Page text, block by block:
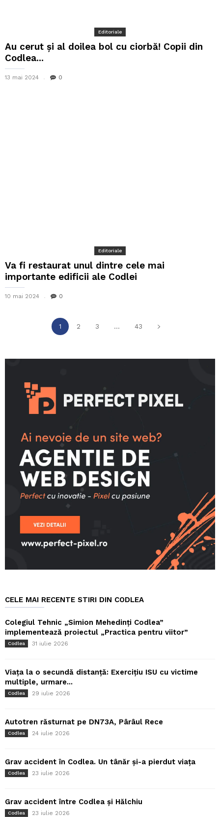
Editoriale
Au cerut și al doilea bol cu ciorbă! Copii din
Codlea...
13 mai 2024 0
Editoriale
Va fi restaurat unul dintre cele mai
importante edificii ale Codlei
10 mai 2024 0
1 2 3 ... 43
CELE MAI RECENTE STIRI DIN CODLEA
Colegiul Tehnic „Simion Mehedinți Codlea”
implementează proiectul „Practica pentru viitor”
Codlea 31 iulie 2026
Viața la o secundă distanță: Exercițiu ISU cu victime
multiple, urmare...
Codlea 29 iulie 2026
Autotren răsturnat pe DN73A, Pârâul Rece
Codlea 24 iulie 2026
Grav accident în Codlea. Un tânăr și-a pierdut viața
Codlea 23 iulie 2026
Grav accident între Codlea și Hălchiu
Codlea 23 iulie 2026